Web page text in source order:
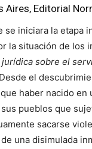
Aires, Editorial
se iniciara la etapa
la situación de los
sobre el
el
haber nacido en
pueblos que
sacarse
una disimulada